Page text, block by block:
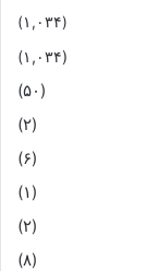
(۱,۰۳۴)
(۱,۰۳۴)
(۵۰)
(۲)
(۶)
(۱)
(۲)
(۸)